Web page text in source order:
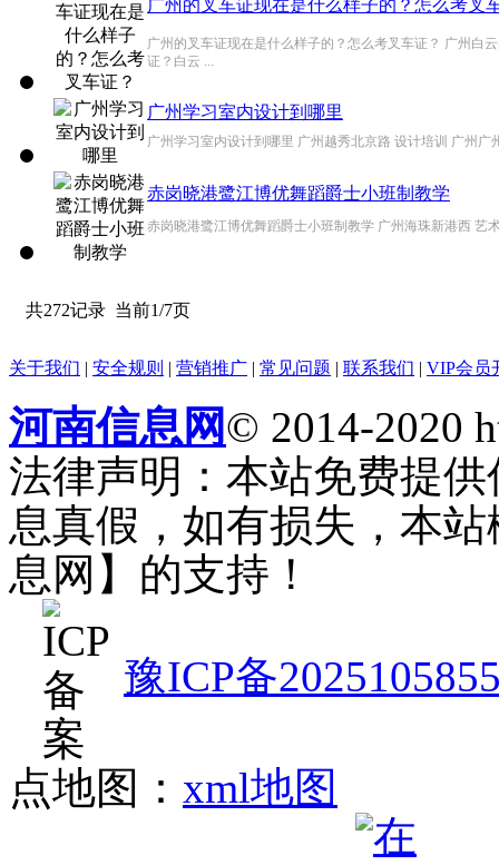
广州的叉车证现在是什么样子的？怎么考叉
广州的叉车证现在是什么样子的？怎么考叉车证？ 广州白
证？白云 ...
广州学习室内设计到哪里
广州学习室内设计到哪里 广州越秀北京路 设计培训 广州
赤岗晓港鹭江博优舞蹈爵士小班制教学
赤岗晓港鹭江博优舞蹈爵士小班制教学 广州海珠新港西 艺
共272记录 当前1/7页
关于我们 | 安全规则 | 营销推广 | 常见问题 | 联系我们 | VIP会员
河南信息网© 2014-2020
法律声明：本站免费提
息真假，如有损失，本
息网】的支持！
豫ICP备
点地图： xml地图